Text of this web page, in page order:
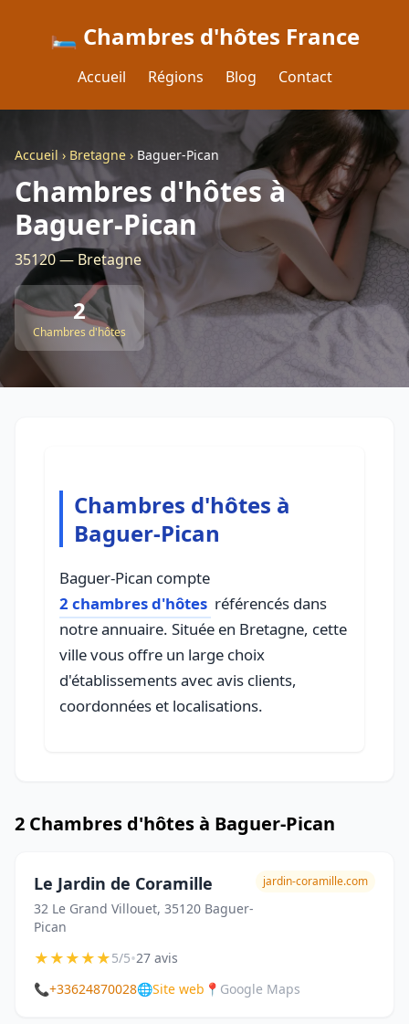
🛏️ Chambres d'hôtes France
Accueil Régions Blog Contact
Accueil › Bretagne › Baguer-Pican
Chambres d'hôtes à
Baguer-Pican
35120 — Bretagne
2
Chambres d'hôtes
Chambres d'hôtes à
Baguer-Pican
Baguer-Pican compte
2 chambres d'hôtes référencés dans
notre annuaire. Située en Bretagne, cette
ville vous offre un large choix
d'établissements avec avis clients,
coordonnées et localisations.
2 Chambres d'hôtes à Baguer-Pican
Le Jardin de Coramille
32 Le Grand Villouet, 35120 Baguer-
Pican
jardin-coramille.com
★★★★★5/5•27 avis
📞+33624870028🌐Site web 📍 Google Maps